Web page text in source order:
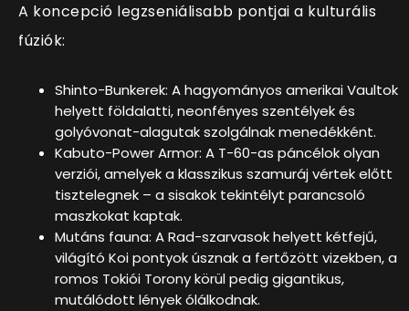
A koncepció legzseniálisabb pontjai a kulturális
fúziók:
Shinto-Bunkerek: A hagyományos amerikai Vaultok
helyett földalatti, neonfényes szentélyek és
golyóvonat-alagutak szolgálnak menedékként.
Kabuto-Power Armor: A T-60-as páncélok olyan
verziói, amelyek a klasszikus szamuráj vértek előtt
tisztelegnek – a sisakok tekintélyt parancsoló
maszkokat kaptak.
Mutáns fauna: A Rad-szarvasok helyett kétfejű,
világító Koi pontyok úsznak a fertőzött vizekben, a
romos Tokiói Torony körül pedig gigantikus,
mutálódott lények ólálkodnak.